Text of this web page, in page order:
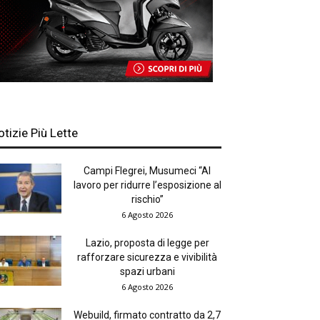
Più Lette
Campi Flegrei, Musumeci “Al
lavoro per ridurre l’esposizione al
rischio”
6 Agosto 2026
Lazio, proposta di legge per
rafforzare sicurezza e vivibilità
spazi urbani
6 Agosto 2026
Webuild, firmato contratto da 2,7